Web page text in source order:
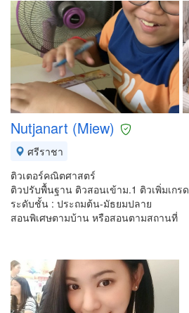
Nutjanart (Miew)
ศรีราชา
ติวเตอร์คณิตศาสตร์
ติวปรับพื้นฐาน ติวสอนเข้าม.1 ติวเพิ่มเกรด
ระดับชั้น : ประถมต้น-มัธยมปลาย
สอนพิเศษตามบ้าน หรือสอนตามสถานที่